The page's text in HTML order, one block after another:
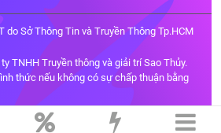
do Sở Thông Tin và Truyền Thông Tp.HCM
TNHH Truyền thông và giải trí Sao Thủy.
thức nếu không có sự chấp thuận bằng